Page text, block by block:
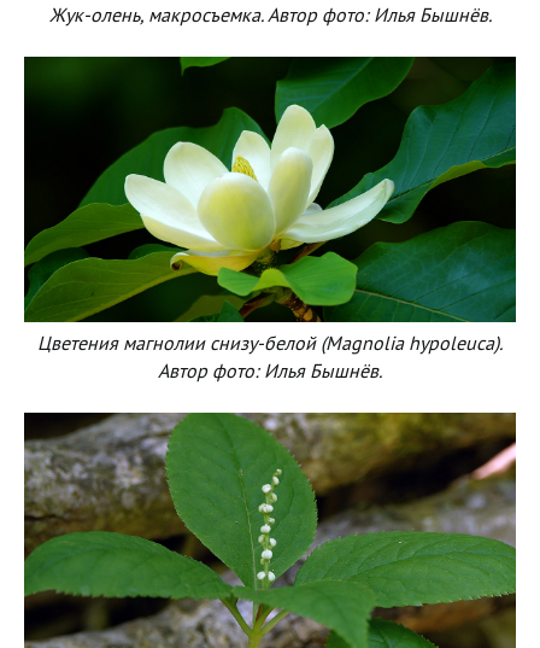
Жук-олень, макросъемка. Автор фото: Илья Бышнёв.
Цветения магнолии снизу-белой (Magnolia hypoleuca).
Автор фото: Илья Бышнёв.